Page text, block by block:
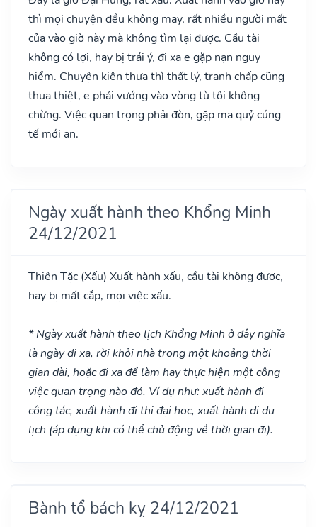
thì mọi chuyện đều không may, rất nhiều người mất
của vào giờ này mà không tìm lại được. Cầu tài
không có lợi, hay bị trái ý, đi xa e gặp nạn nguy
hiểm. Chuyện kiện thưa thì thất lý, tranh chấp cũng
thua thiệt, e phải vướng vào vòng tù tội không
chừng. Việc quan trọng phải đòn, gặp ma quỷ cúng
tế mới an.
Ngày xuất hành theo Khổng Minh
24/12/2021
Thiên Tặc (Xấu) Xuất hành xấu, cầu tài không được,
hay bị mất cắp, mọi việc xấu.
* Ngày xuất hành theo lịch Khổng Minh ở đây nghĩa
là ngày đi xa, rời khỏi nhà trong một khoảng thời
gian dài, hoặc đi xa để làm hay thực hiện một công
việc quan trọng nào đó. Ví dụ như: xuất hành đi
công tác, xuất hành đi thi đại học, xuất hành di du
lịch (áp dụng khi có thể chủ động về thời gian đi).
Bành tổ bách kỵ 24/12/2021